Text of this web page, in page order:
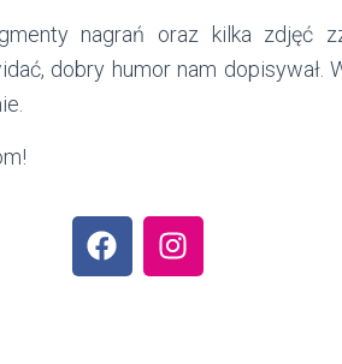
nagrań oraz kilka zdjęć
dobry humor nam dopisywał.